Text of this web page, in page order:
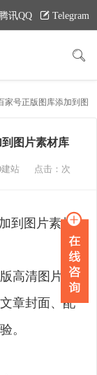
腾讯QQ Telegram
正版图库添加到图片素材库
图片素材库
建站 点击： 次
到图片素材
高清图片，
章封面、配
。